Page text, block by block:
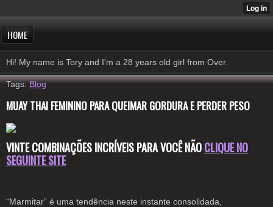
HOME
Hi! My name is Tory and I'm a 28 years old girl from Over.
Tags:Blog
MUAY THAI FEMININO PARA QUEIMAR GORDURA E PERDER PESO
VINTE COMBINAÇÕES INCRÍVEIS PARA VOCÊ NÃOCLIQUE NO
SEGUINTE SITE
“Marmitar” é uma tendência neste instante consolidada,